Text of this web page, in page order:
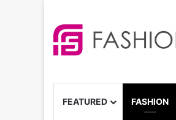
FEATURED FASHION